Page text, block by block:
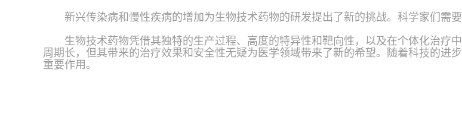
新兴传染病和慢性疾病的增加为生物技术药物的研发提出了新的挑战。科学家们需
生物技术药物凭借其独特的生产过程、高度的特异性和靶向性，以及在个体化治疗
周期长，但其带来的治疗效果和安全性无疑为医学领域带来了新的希望。随着科技的进
重要作用。